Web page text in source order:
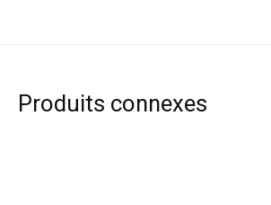
Produits connexes